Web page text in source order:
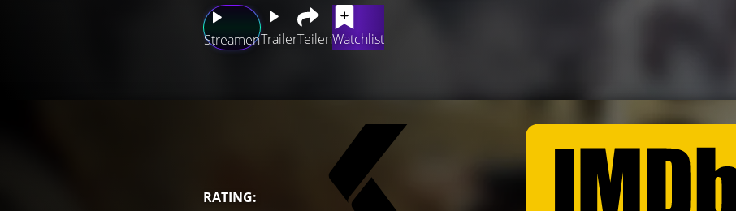
StreamenTrailerTeilenWatchlist
RATING: